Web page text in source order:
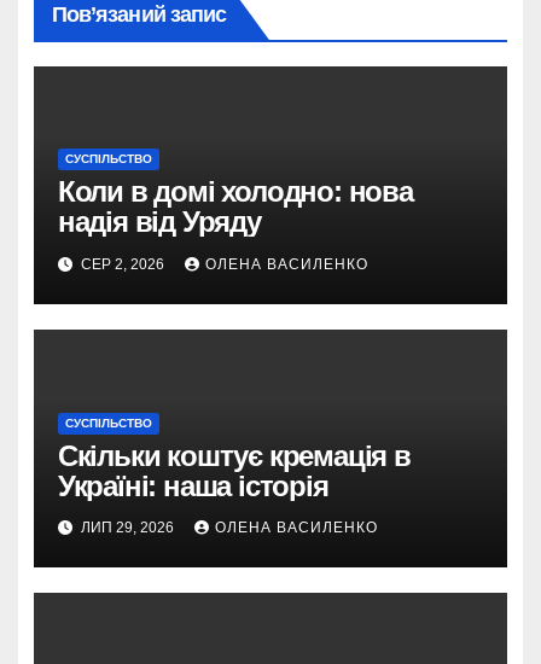
Пов’язаний запис
СУСПІЛЬСТВО
Коли в домі холодно: нова
надія від Уряду
СЕР 2, 2026 ОЛЕНА ВАСИЛЕНКО
СУСПІЛЬСТВО
Скільки коштує кремація в
Україні: наша історія
ЛИП 29, 2026 ОЛЕНА ВАСИЛЕНКО